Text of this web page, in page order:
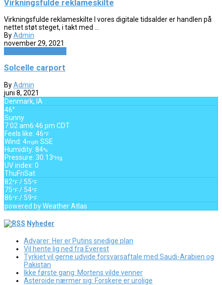
Virkningsfulde reklameskilte
Virkningsfulde reklameskilte I vores digitale tidsalder er handlen på
nettet støt steget, i takt med ...
ByAdmin
november 29, 2021
Solcelle carport
ByAdmin
juni 8, 2021
Denmark, IA
46°
Sunny
7:02 am6:46 pm CDT
Feels like: 46°F
Wind: 4mph SSE
Humidity: 84%
Pressure: 30.13"Hg
UV index: 0
ThuFriSat
82°F / 55°F
75°F / 54°F
86°F / 59°F
powered byWeather Atlas
Nyheder
Advarer: Her er Putins snedige plan
Vil hente lig ned fra Everest
Tyrkiet vil gerne udvide forsvarsaftale med Saudi-Arabien og
Pakistan
Ikke første gang: Mortens vilde venner
Asteroide nærmer sig: Forskere er urolige